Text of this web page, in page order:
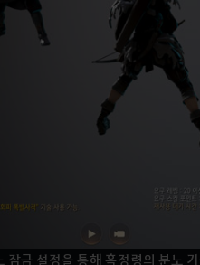
잠금 설정을 통해 흑정령의 분노